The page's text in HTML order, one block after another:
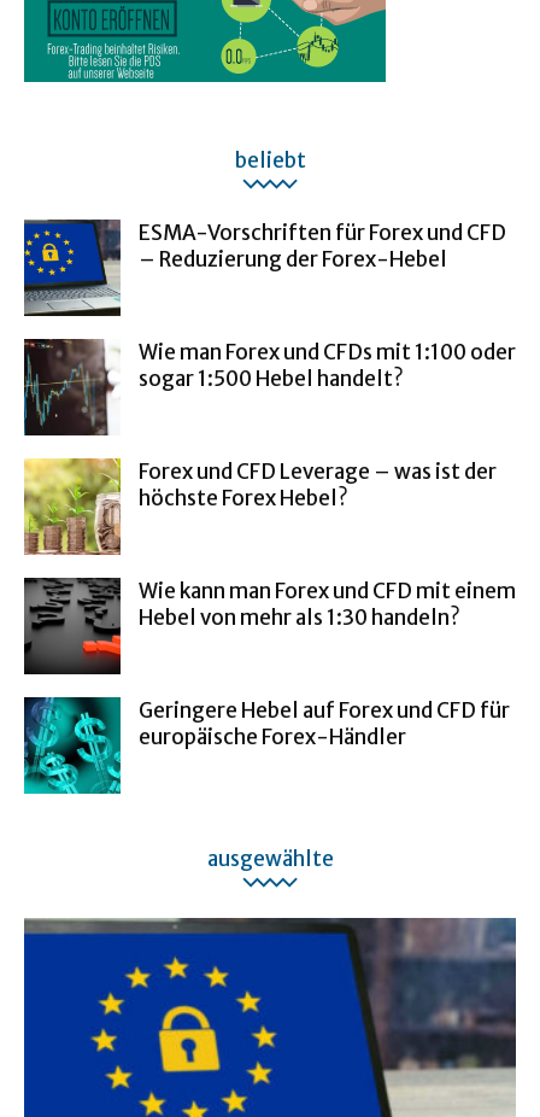
beliebt
ESMA-Vorschriften für Forex und CFD
– Reduzierung der Forex-Hebel
Wie man Forex und CFDs mit 1:100 oder
sogar 1:500 Hebel handelt?
Forex und CFD Leverage – was ist der
höchste Forex Hebel?
Wie kann man Forex und CFD mit einem
Hebel von mehr als 1:30 handeln?
Geringere Hebel auf Forex und CFD für
europäische Forex-Händler
ausgewählte